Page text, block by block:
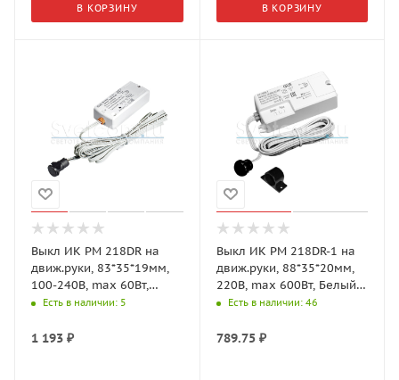
В КОРЗИНУ В КОРЗИНУ
Выкл ИК РМ 218DR на
движ.руки, 83*35*19мм,
100-240В, max 60Вт,
Белый (GLS)
Есть в наличии: 5
1 193 ₽
Выкл ИК РМ 218DR-1 на
движ.руки, 88*35*20мм,
220В, max 600Вт, Белый
(GLS)Есть в наличии: 46
789.75₽